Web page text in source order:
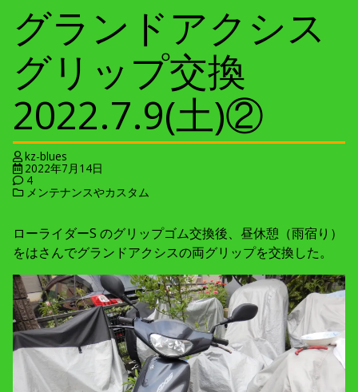
グランドアクシス
グリップ交換
2022.7.9(土)②
kz-blues
2022年7月14日
4
メンテナンスやカスタム
ローライダーS のグリップゴム交換後、昼休憩（雨宿り）
をはさんでグランドアクシスの両グリップを交換した。